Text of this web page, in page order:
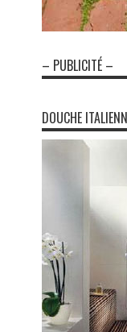
– PUBLICITÉ –
DOUCHE